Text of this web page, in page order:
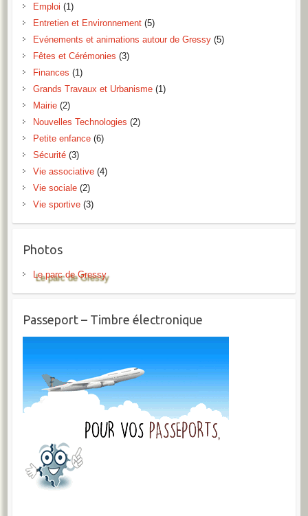
Emploi (1)
Entretien et Environnement(5)
Evénements et animations autour de Gressy(5)
Fêtes et Cérémonies (3)
Finances (1)
Grands Travaux et Urbanisme(1)
Mairie(2)
Nouvelles Technologies (2)
Petite enfance(6)
Sécurité(3)
Vie associative(4)
Vie sociale(2)
Vie sportive(3)
Photos
Le parc de Gressy
Passeport – Timbre électronique